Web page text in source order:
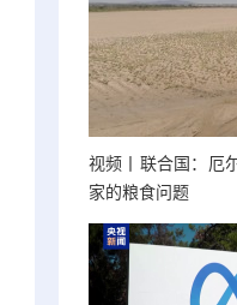
视频丨联合国：厄
家的粮食问题